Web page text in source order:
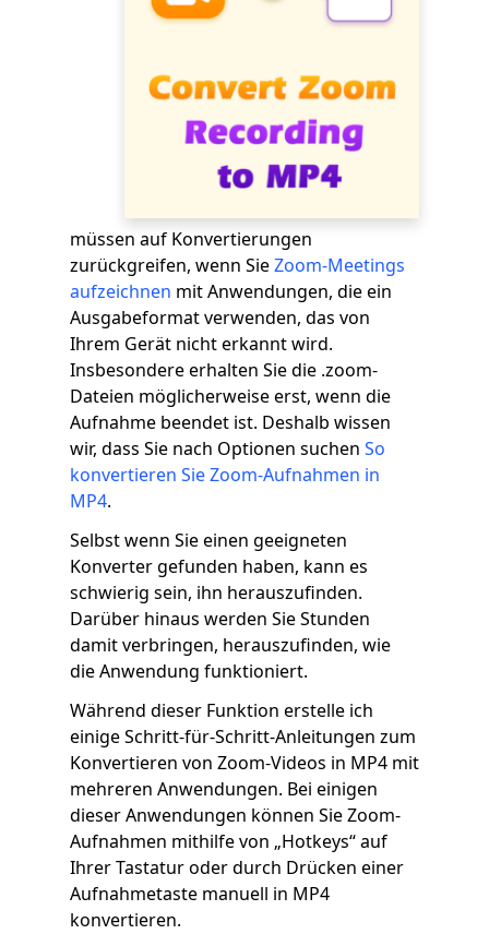
müssen auf Konvertierungen
zurückgreifen, wenn SieZoom-Meetings
aufzeichnen mit Anwendungen, die ein
Ausgabeformat verwenden, das von
Ihrem Gerät nicht erkannt wird.
Insbesondere erhalten Sie die .zoom-
Dateien möglicherweise erst, wenn die
Aufnahme beendet ist. Deshalb wissen
wir, dass Sie nach Optionen suchen So
konvertieren Sie Zoom-Aufnahmen in
MP4.
Selbst wenn Sie einen geeigneten
Konverter gefunden haben, kann es
schwierig sein, ihn herauszufinden.
Darüber hinaus werden Sie Stunden
damit verbringen, herauszufinden, wie
die Anwendung funktioniert.
Während dieser Funktion erstelle ich
einige Schritt-für-Schritt-Anleitungen zum
Konvertieren von Zoom-Videos in MP4 mit
mehreren Anwendungen. Bei einigen
dieser Anwendungen können Sie Zoom-
Aufnahmen mithilfe von „Hotkeys“ auf
Ihrer Tastatur oder durch Drücken einer
Aufnahmetaste manuell in MP4
konvertieren.